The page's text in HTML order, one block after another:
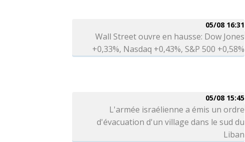
05/08 16:31
Wall Street ouvre en hausse: Dow Jones
+0,33%, Nasdaq +0,43%, S&P 500 +0,58%
05/08 15:45
L'armée israélienne a émis un ordre
d'évacuation d'un village dans le sud du
Liban